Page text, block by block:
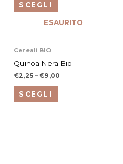
SCEGLI
Le
opzioni
scelte
nella
del
ESAURITO
Cereali BIO
Quinoa Nera Bio
€2,25 – €9,00
SCEGLI
prodotto
ha
più